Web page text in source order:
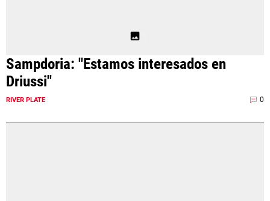
Sampdoria: "Estamos interesados en
Driussi"
RIVER PLATE 0